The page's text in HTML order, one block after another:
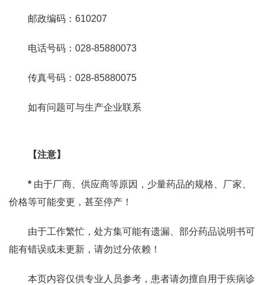
邮政编码：610207
电话号码：028-85880073
传真号码：028-85880075
如有问题可与生产企业联系
【注意】
* 由于厂商、供应商等原因，少量药品的规格、厂家、
价格等可能变更，甚至停产！
由于工作繁忙，处方集可能有遗漏、部分药品说明书可
能有错误或未更新，请勿过分依赖！
本页内容仅供专业人员参考，患者请勿擅自用于疾病诊